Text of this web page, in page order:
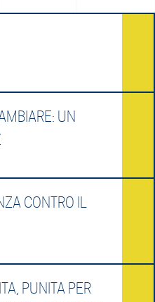
UN
CONTRO IL
PUNITA PER